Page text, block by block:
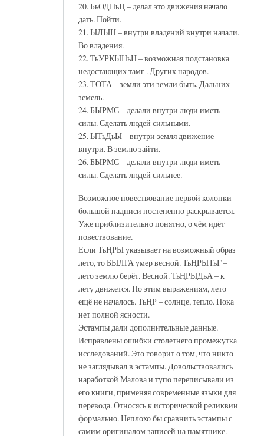
20. БьОДНьҢ – делал это движения начало
дать. Пойти.
21. ЫЛЫН – внутри владений внутри начали.
Во владения.
22. ТьУРКЫНьН – возможная подстановка
недостающих тамг . Других народов.
23. ТОТА – земли эти земли быть. Дальних
земель.
24. БЫРМС – делали внутри люди иметь
силы. Сделать людей сильными.
25. ЫТьДьЫ – внутри земля движение
внутри. В землю зайти.
26. БЫРМС – делали внутри люди иметь
силы. Сделать людей сильнее.
Возможное повествование первой колонки
большой надписи постепенно раскрывается.
Уже приблизительно понятно, о чём идёт
повествование.
Если ТьҢРЫ указывает на возможный образ
лето, то БЫЛГА умер весной. ТьҢРЫТьГ –
лето землю берёт. Весной. ТьҢРЫДьА – к
лету движется. По этим выражениям, лето
ещё не началось. ТьҢР – солнце, тепло. Пока
нет полной ясности.
Эстампы дали дополнительные данные.
Исправлены ошибки столетнего промежутка
исследований. Это говорит о том, что никто
не заглядывал в эстампы. Довольствовались
наработкой Малова и тупо переписывали из
его книги, применяя современные языки для
перевода. Относясь к исторической реликвии
формально. Неплохо бы сравнить эстампы с
самим оригиналом записей на памятнике.